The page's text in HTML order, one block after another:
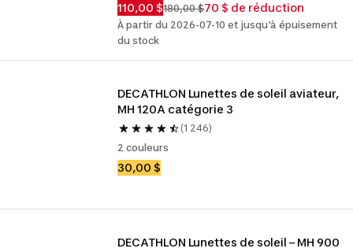
110,00 $180,00 $70 $ de réduction
À partir du 2026-07-10 et jusqu'à épuisement
du stock
DECATHLON Lunettes de soleil aviateur,
MH 120A catégorie 3
(1 246)
2 couleurs
30,00 $
DECATHLON Lunettes de soleil – MH 900